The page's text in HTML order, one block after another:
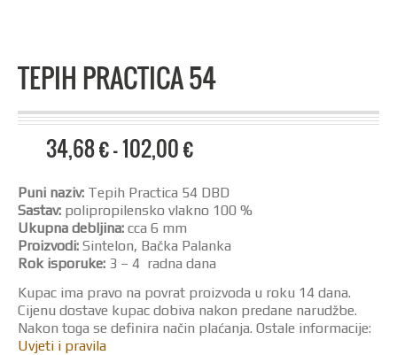
TEPIH PRACTICA 54
34,68€–102,00€
Puni naziv: Tepih Practica 54 DBD
Sastav: polipropilensko vlakno 100 %
Ukupna debljina: cca 6 mm
Proizvodi: Sintelon, Bačka Palanka
Rok isporuke: 3 – 4 radna dana
Kupac ima pravo na povrat proizvoda u roku 14 dana.
Cijenu dostave kupac dobiva nakon predane narudžbe.
Nakon toga se definira način plaćanja. Ostale informacije:
Uvjeti i pravila